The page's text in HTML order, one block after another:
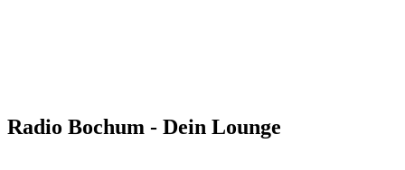
Radio Bochum - Dein Lounge